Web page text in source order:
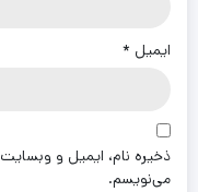
ایمیل *
ذخیره نام، ایمیل و
می‌نویسم.